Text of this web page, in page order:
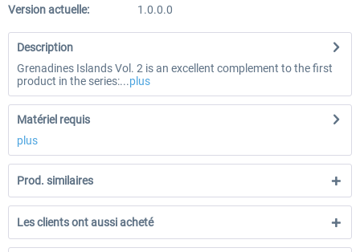
Version actuelle:
1.0.0.0
Description
Grenadines Islands Vol. 2 is an excellent complement to the first
product in the series:...plus
Matériel requis
plus
Prod. similaires
Les clients ont aussi acheté